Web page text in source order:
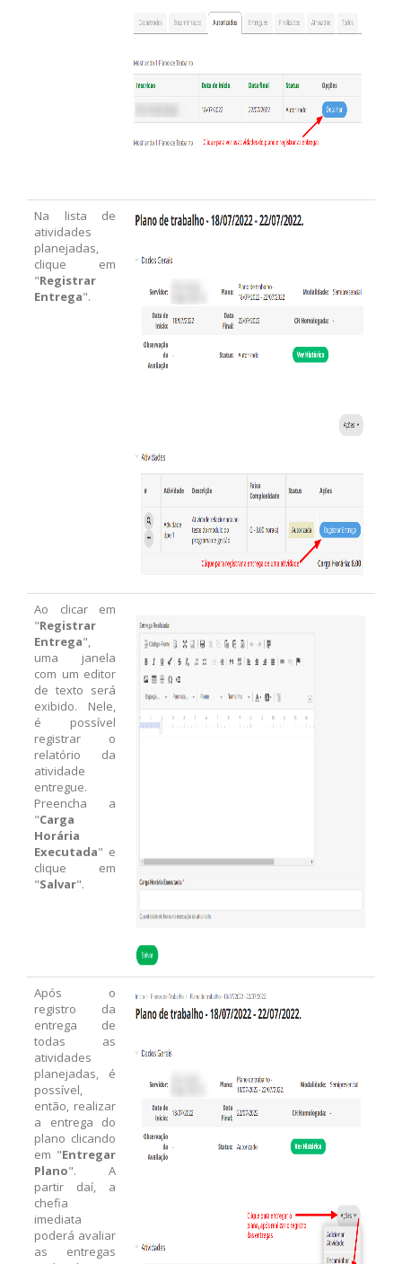
Na lista de
atividades
planejadas,
clique em
"Registrar
Entrega".
Ao clicar em
"Registrar
Entrega",
uma janela
com um editor
de texto será
exibido. Nele,
é possível
registrar o
relatório da
atividade
entregue.
Preencha a
"Carga
Horária
Executada" e
clique em
"Salvar".
Após o
registro da
entrega de
todas as
atividades
planejadas, é
possível,
então, realizar
a entrega do
plano clicando
em "Entregar
Plano". A
partir daí, a
chefia
imediata
poderá avaliar
as entregas